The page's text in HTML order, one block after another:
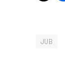
JUB